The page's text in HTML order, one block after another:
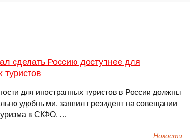
сделать Россию доступнее для
туристов
для иностранных туристов в России должны
удобными, заявил президент на совещании
в СКФО. …
Новости